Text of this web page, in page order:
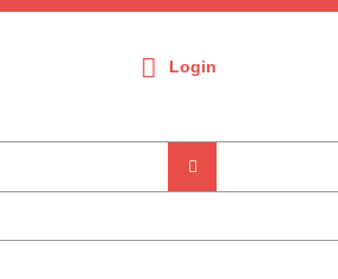
Login